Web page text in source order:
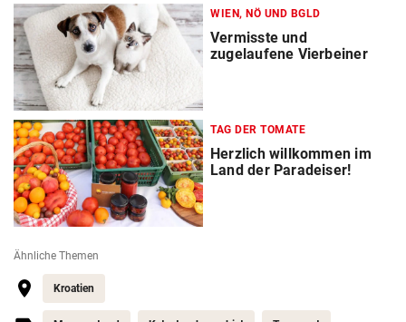
WIEN, NÖ UND BGLD
Vermisste und
zugelaufene Vierbeiner
TAG DER TOMATE
Herzlich willkommen im
Land der Paradeiser!
Ähnliche Themen
Kroatien